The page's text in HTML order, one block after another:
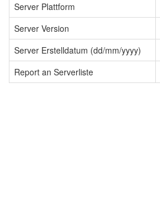
Server Plattform
Server Version
Server Erstelldatum (dd/mm/yyyy)
Report an Serverliste